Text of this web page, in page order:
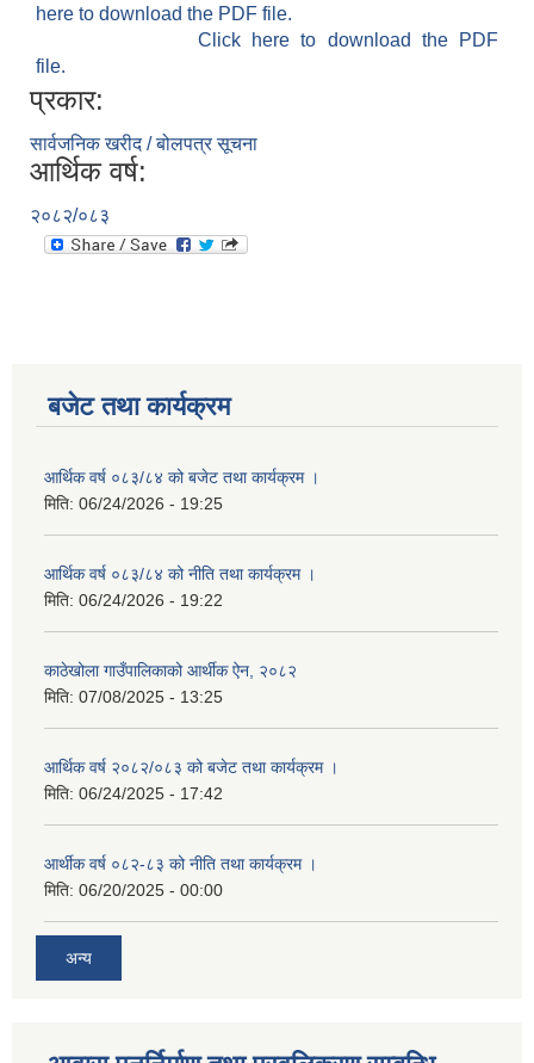
here to download the PDF file.
Click here to download the PDF
file.
प्रकार:
सार्वजनिक खरीद / बोलपत्र सूचना
आर्थिक वर्ष:
२०८२/०८३
बजेट तथा कार्यक्रम
आर्थिक वर्ष ०८३/८४ को बजेट तथा कार्यक्रम ।
मिति: 06/24/2026 - 19:25
आर्थिक वर्ष ०८३/८४ को नीति तथा कार्यक्रम ।
मिति: 06/24/2026 - 19:22
काठेखोला गाउँपालिकाको आर्थीक ऐन, २०८२
मिति: 07/08/2025 - 13:25
आर्थिक वर्ष २०८२/०८३ को बजेट तथा कार्यक्रम ।
मिति: 06/24/2025 - 17:42
आर्थीक वर्ष ०८२-८३ को नीति तथा कार्यक्रम ।
मिति: 06/20/2025 - 00:00
अन्य